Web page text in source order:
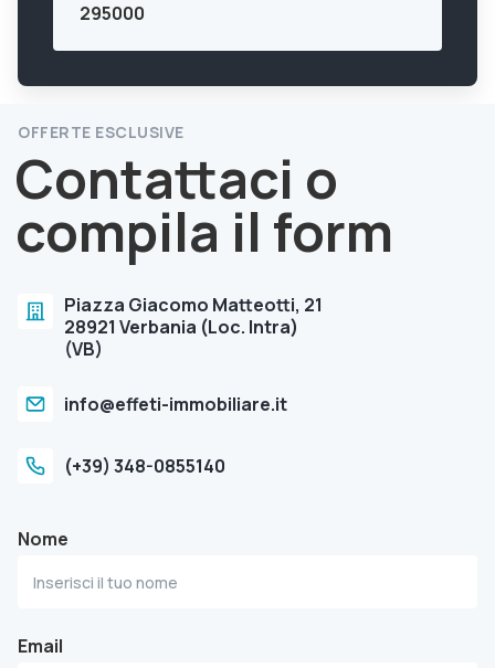
295000
OFFERTE ESCLUSIVE
Contattaci o
compila il form
Piazza Giacomo Matteotti, 21
28921 Verbania (Loc. Intra)
(VB)
info@effeti-immobiliare.it
(+39) 348-0855140
Nome
Email